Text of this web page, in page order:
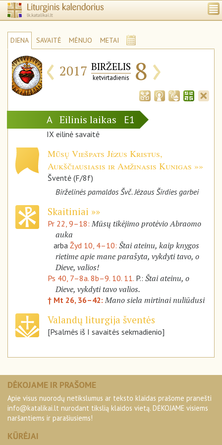
DIENA SAVAITĖ MĖNUO METAI
‹ 2017 BIRŽELIS
ketvirtadienis 8 ›
A Eilinis laikas E1
IX eilinė savaitė
Mūsų Viešpats Jėzus Kristus,
Aukščiausiasis ir Amžinasis Kunigas
Šventė (F/8f)
Birželinės pamaldos Švč. Jėzaus Širdies garbei
Skaitiniai
Pr 22, 9–18:Mūsų tikėjimo protėvio Abraomo
auka
arba Žyd 10, 4–10: Štai ateinu, kaip knygos
rietime apie mane parašyta, vykdyti tavo, o
Dieve, valios!
Ps 40, 7–8a. 8b–9. 10. 11. P.: Štai ateinu, o
Dieve, vykdyti tavo valios.
† Mt 26, 36–42:Mano siela mirtinai nuliūdusi
Valandų liturgija šventės
[Psalmės iš I savaitės sekmadienio]
DĖKOJAME IR PRAŠOME
Apie visus nuorodų netikslumus ar teksto klaidas prašome pranešti
info@katalikai.lt nurodant tikslią klaidos vietą. DĖKOJAME visiems
naršantiems ir parašiusiems!
KŪRĖJAI